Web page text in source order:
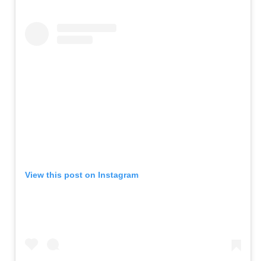
View this post on Instagram